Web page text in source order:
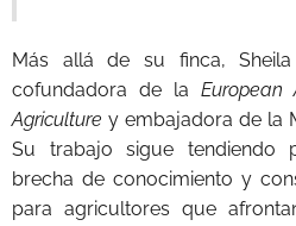
Más allá de su finca,
cofundadora de la European
Agriculture y embajadora de la
Su trabajo sigue tendiendo
brecha de conocimiento y
para agricultores que